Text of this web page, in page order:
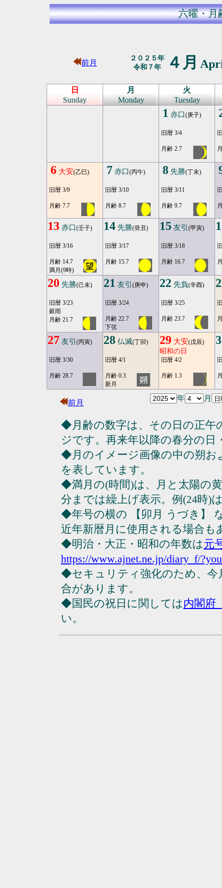
六曜・月
前月
２０２５年
令和７年
４月
日
Sunday
月
Monday
火
Tuesday
1 赤口(庚子)
旧暦 3/4
月齢 2.7
6 大安(乙巳)
旧暦 3/9
月齢 7.7
7 赤口(丙午)
旧暦 3/10
月齢 8.7
8 先勝(丁未)
旧暦 3/11
月齢 9.7
13 赤口(壬子)
旧暦 3/16
月齢 14.7
満月(9時)
14 先勝(癸丑)
旧暦 3/17
月齢 15.7
15 友引 (甲寅)
旧暦 3/18
月齢 16.7
20 先勝(己未)
旧暦 3/23
穀雨
月齢 21.7
21 友引 (庚申)
旧暦 3/24
月齢 22.7
下弦
22 先負(辛酉)
旧暦 3/25
月齢 23.7
27 友引 (丙寅)
旧暦 3/30
月齢 28.7
28 仏滅(丁卯)
旧暦 4/1
月齢 0.3
新月
29 大安(戊辰)
昭和の日
旧暦 4/2
月齢 1.3
前月
年 月
◆月齢の数字は、その日の正午
ジです。再来年以降の春分の日
◆月のイメージ画像の中の朔
を表しています。
◆満月の(時間)は、月と太陽の
分までは繰上げ表示。例(24時)
◆年号の横の 【卯月 うづき】
近年新暦月に使用される場合も
◆明治・大正・昭和の年数は元
https://www.ajnet.ne.jp/diary_f/
◆セキュリティ強化のため、今
合があります。
◆国民の祝日に関しては内閣府
い。